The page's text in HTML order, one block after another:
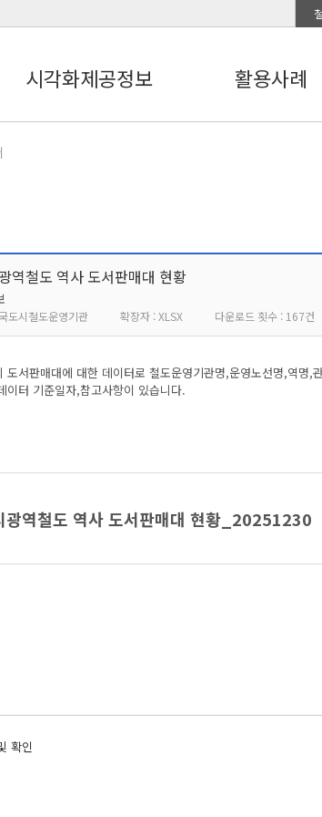
시각화제공정보 활용사례
역철도 역사 도서판매대 현황
도시철도운영기관 확장자 : XLSX 다운로드 횟수 : 167건
도서판매대에 대한 데이터로 철도운영기관명,운영노선명,역명
이터 기준일자,참고사항이 있습니다.
광역철도 역사 도서판매대 현황_20251230
확인